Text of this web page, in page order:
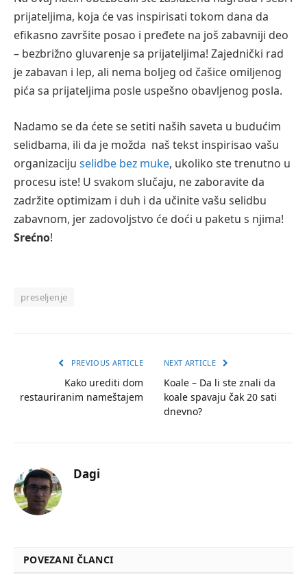
prijateljima, koja će vas inspirisati tokom dana da
efikasno završite posao i pređete na još zabavniji deo
– bezbrižno gluvarenje sa prijateljima! Zajednički rad
je zabavan i lep, ali nema boljeg od čašice omiljenog
pića sa prijateljima posle uspešno obavljenog posla.
Nadamo se da ćete se setiti naših saveta u budućim
selidbama, ili da je možda naš tekst inspirisao vašu
organizaciju selidbe bez muke, ukoliko ste trenutno u
procesu iste! U svakom slučaju, ne zaboravite da
zadržite optimizam i duh i da učinite vašu selidbu
zabavnom, jer zadovoljstvo će doći u paketu s njima!
Srećno!
preseljenje
PREVIOUS ARTICLE
Kako urediti dom
restauriranim nameštajem
NEXT ARTICLE
Koale – Da li ste znali da
koale spavaju čak 20 sati
dnevno?
Dagi
POVEZANI ČLANCI